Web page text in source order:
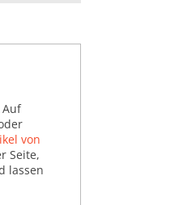
von
Seite,
lassen